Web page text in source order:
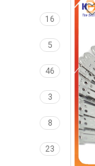
16
5
46
3
8
23